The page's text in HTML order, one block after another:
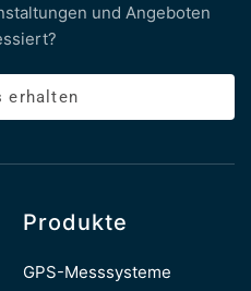
und Angeboten
erhalten
Produkte
GPS-Messsysteme